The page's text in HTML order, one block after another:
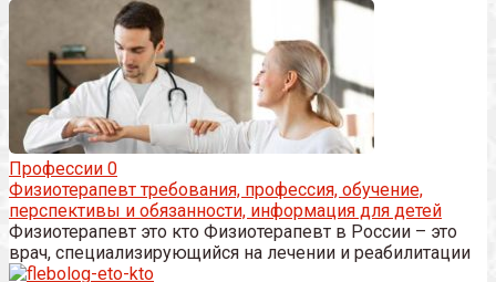
Профессии 0
Физиотерапевт требования, профессия, обучение,
перспективы и обязанности, информация для детей
Физиотерапевт это кто Физиотерапевт в России – это
врач, специализирующийся на лечении и реабилитации